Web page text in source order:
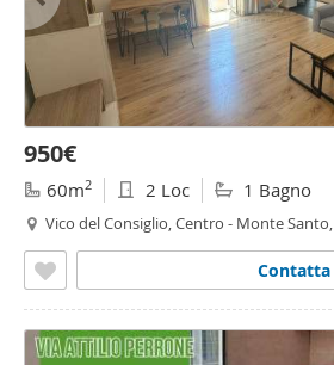
950€
60m2 2 Loc 1 Bagno
Vico del Consiglio, Centro - Monte Santo,
Contatta